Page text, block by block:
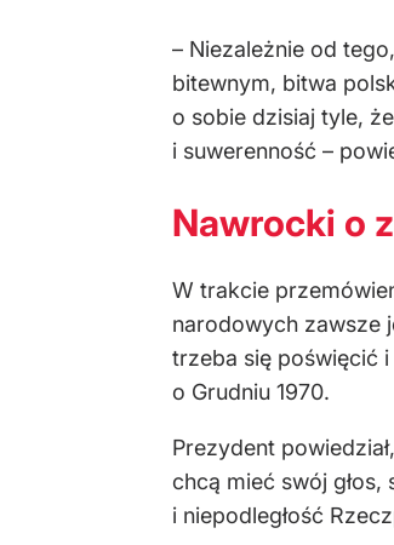
– Niezależnie od
bitewnym, bitwa
o sobie dzisiaj tyle,
i suwerenność –
Nawrocki o
W trakcie
narodowych zawsze
trzeba się poświęcić
o Grudniu 1970.
Prezydent
chcą mieć swój
i niepodległość